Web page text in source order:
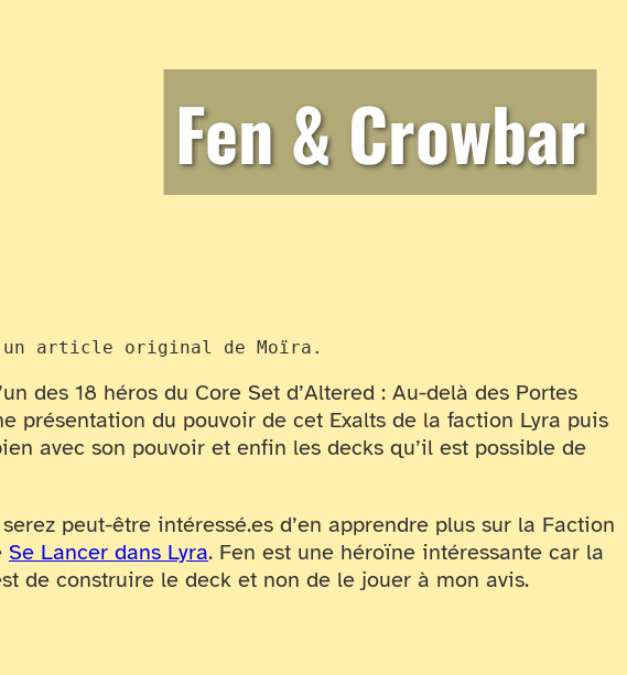
Fen & Crowbar
article original de Moïra.
des 18 héros du Core Set d’Altered : Au-delà des Portes
présentation du pouvoir de cet Exalts de la faction Lyra puis
avec son pouvoir et enfin les decks qu’il est possible de
peut-être intéressé.es d’en apprendre plus sur la Faction
Se Lancer dans Lyra. Fen est une héroïne intéressante car la
de construire le deck et non de le jouer à mon avis.